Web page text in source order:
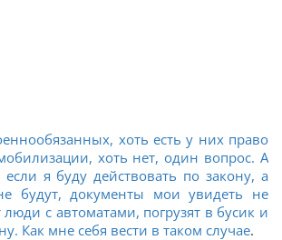
хоть есть у них право
хоть нет, один вопрос. А
я буду действовать по закону, а
будут, документы мои увидеть не
люди с автоматами, погрузят в бусик и
Как мне себя вести в таком случае.